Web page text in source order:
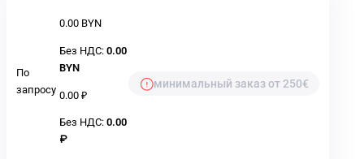
По
запросу
0.00 BYN
Без НДС: 0.00
BYN
0.00 ₽
Без НДС: 0.00
₽
минимальный заказ от 250€